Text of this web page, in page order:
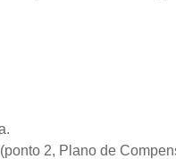
2, Plano de